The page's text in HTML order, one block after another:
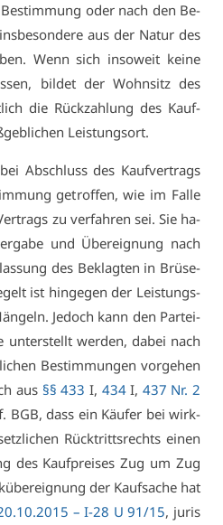
oder nach den Be­
aus der Na­tur des
Wenn sich in­so­weit kei­ne
bil­det der Wohn­sitz des
die Rück­zah­lung des Kauf­
Leis­tungs­ort.
Ab­schluss des Kauf­ver­trags
ge­trof­fen, wie im Fal­le
zu ver­fah­ren sei. Sie ha­
und Über­eig­nung nach
des Be­klag­ten in Brü­se­
ist hin­ge­gen der Leis­tungs­
Je­doch kann den Par­tei­
un­ter­stellt wer­den, da­bei nach
Be­stim­mun­gen vor­ge­hen
aus §§ 433 I, 434I, 437 Nr. 2
BGB, dass ein Käu­fer bei wirk­
Rück­tritts­rechts ei­nen
des Kauf­prei­ses Zug um Zug
der Kauf­sa­che hat
–I-28 U 91/15, ju­ris